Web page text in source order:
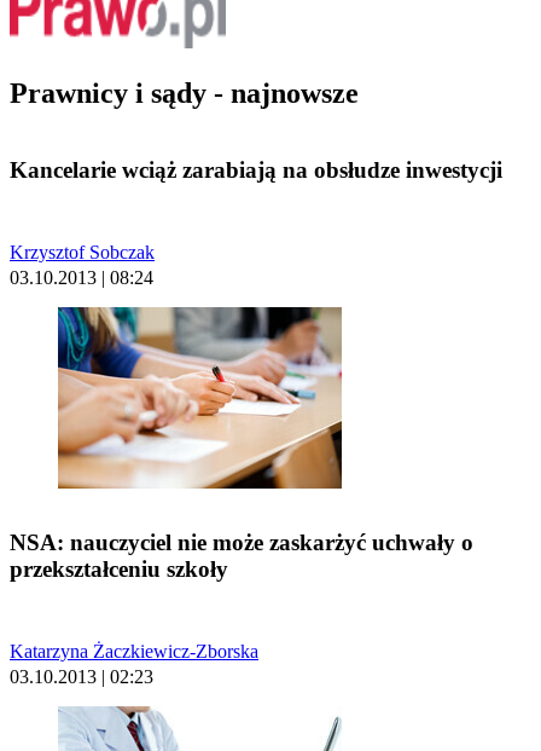
Prawnicy i sądy - najnowsze
Kancelarie wciąż zarabiają na obsłudze inwestycji
Krzysztof Sobczak
03.10.2013 | 08:24
NSA: nauczyciel nie może zaskarżyć uchwały o
przekształceniu szkoły
Katarzyna Żaczkiewicz-Zborska
03.10.2013 | 02:23